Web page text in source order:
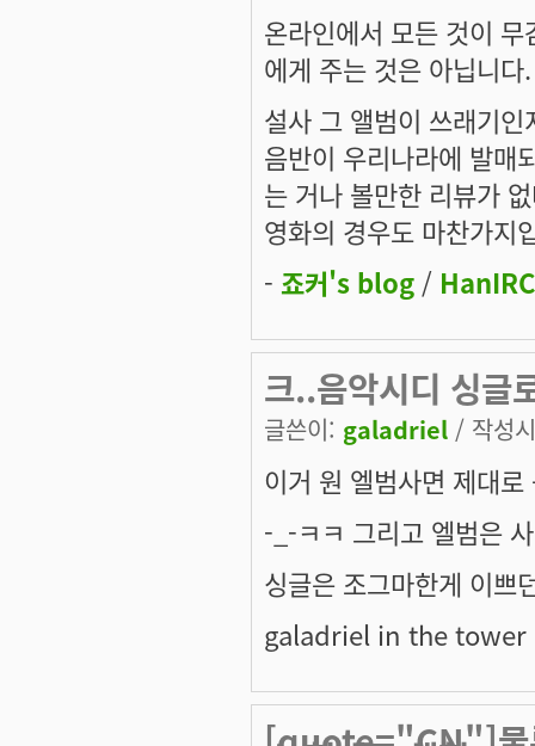
온라인에서 모든 것이
에게 주는 것은 아닙니다.
설사 그 앨범이 쓰래기
음반이 우리나라에 발매
는 거나 볼만한 리뷰가
영화의 경우도 마찬가지
- 죠커's blog /
크..음악시디 싱글
글쓴이: galadriel / 작성
이거 원 엘범사면 제대
-_-ㅋㅋ 그리고 엘범은
싱글은 조그마한게 이쁘
galadriel in the tower